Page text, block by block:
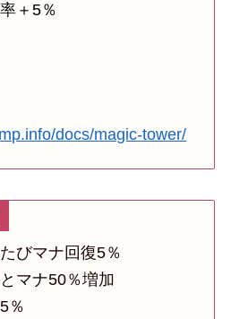
＋5％
docs/magic-tower/
びマナ回復5％
マナ50％増加
％